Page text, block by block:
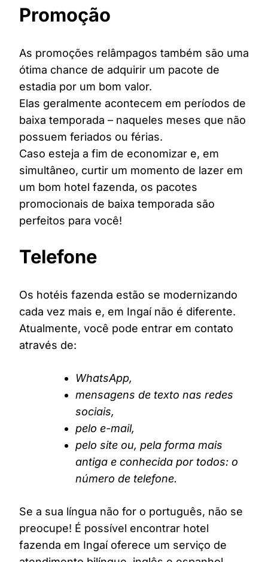
Promoção
As promoções relâmpagos também são uma
ótima chance de adquirir um pacote de
estadia por um bom valor.
Elas geralmente acontecem em períodos de
baixa temporada – naqueles meses que não
possuem feriados ou férias.
Caso esteja a fim de economizar e, em
simultâneo, curtir um momento de lazer em
um bom hotel fazenda, os pacotes
promocionais de baixa temporada são
perfeitos para você!
Telefone
Os hotéis fazenda estão se modernizando
cada vez mais e, em Ingaí não é diferente.
Atualmente, você pode entrar em contato
através de:
WhatsApp,
mensagens de texto nas redes
sociais,
pelo e-mail,
pelo site ou, pela forma mais
antiga e conhecida por todos: o
número de telefone.
Se a sua língua não for o português, não se
preocupe! É possível encontrar hotel
fazenda em Ingaí oferece um serviço de